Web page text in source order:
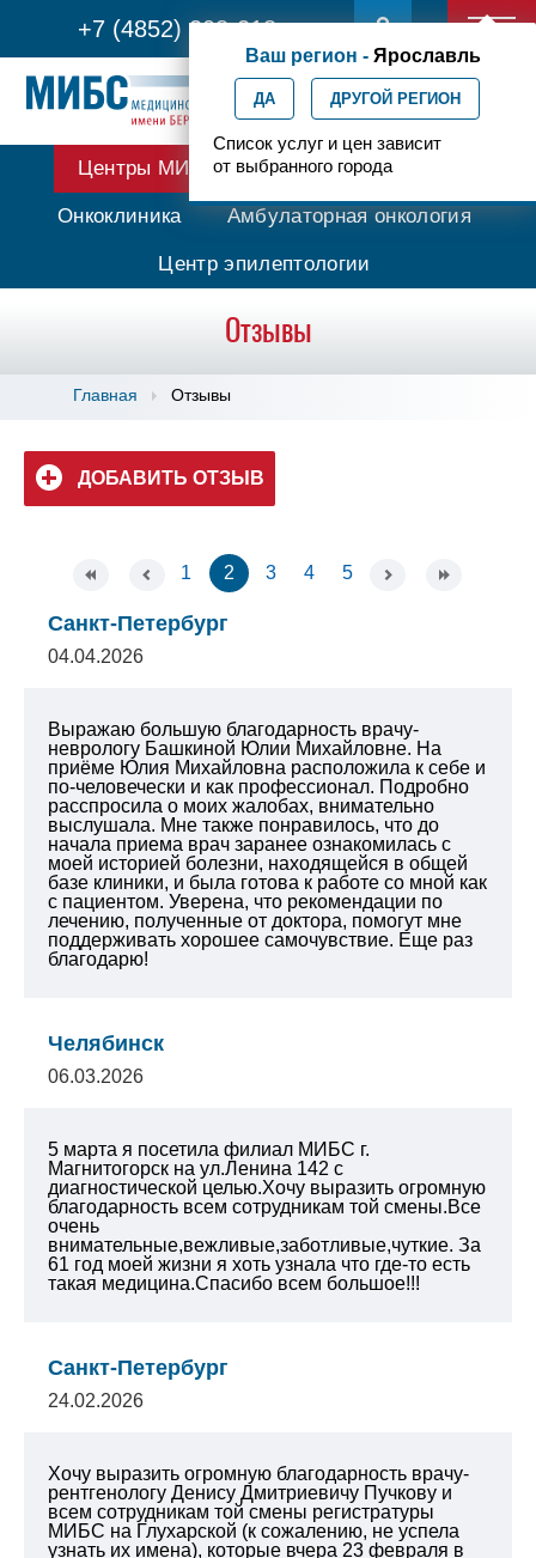
+7 (4852) 208-218
Ваш регион - Ярославль
ДА ДРУГОЙ РЕГИОН
Список услуг и цен зависит
от выбранного города
Центры МИБС Протонная терапия
Онкоклиника Амбулаторная онкология
Центр эпилептологии
Отзывы
Главная Отзывы
ДОБАВИТЬ ОТЗЫВ
1 2 3 4 5
Санкт-Петербург
04.04.2026
Выражаю большую благодарность врачу-
неврологу Башкиной Юлии Михайловне. На
приёме Юлия Михайловна расположила к себе и
по-человечески и как профессионал. Подробно
расспросила о моих жалобах, внимательно
выслушала. Мне также понравилось, что до
начала приема врач заранее ознакомилась с
моей историей болезни, находящейся в общей
базе клиники, и была готова к работе со мной как
с пациентом. Уверена, что рекомендации по
лечению, полученные от доктора, помогут мне
поддерживать хорошее самочувствие. Еще раз
благодарю!
Челябинск
06.03.2026
5 марта я посетила филиал МИБС г.
Магнитогорск на ул.Ленина 142 с
диагностической целью.Хочу выразить огромную
благодарность всем сотрудникам той смены.Все
очень
внимательные,вежливые,заботливые,чуткие. За
61 год моей жизни я хоть узнала что где-то есть
такая медицина.Спасибо всем большое!!!
Санкт-Петербург
24.02.2026
Хочу выразить огромную благодарность врачу-
рентгенологу Денису Дмитриевичу Пучкову и
всем сотрудникам той смены регистратуры
МИБС на Глухарской (к сожалению, не успела
узнать их имена), которые вчера 23 февраля в